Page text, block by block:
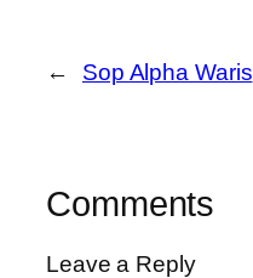
← Sop Alpha Waris
Comments
Leave a Reply